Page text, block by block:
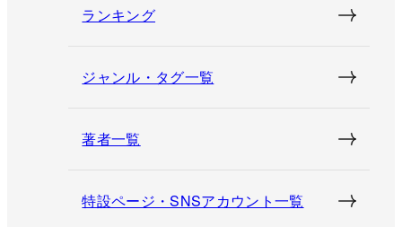
ランキング
ジャンル・タグ一覧
著者一覧
特設ページ・SNSアカウント一覧